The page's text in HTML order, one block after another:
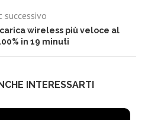
successivo
wireless più veloce al
in 19 minuti
INTERESSARTI